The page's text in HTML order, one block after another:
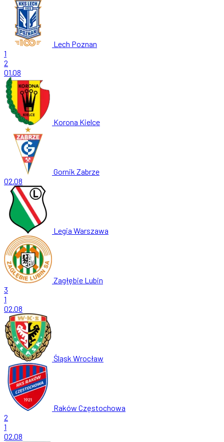
Lech Poznan
1
2
01.08
Korona Kielce
Gornik Zabrze
02.08
Legia Warszawa
Zagłębie Lubin
3
1
02.08
Śląsk Wrocław
Raków Częstochowa
2
1
02.08